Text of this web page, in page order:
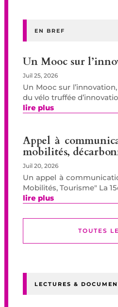
EN BREF
Un Mooc sur
Juil 25, 2026
Un Mooc sur
du vélo truffée
lire plus
Appel à
mobilités,
Juil 20, 2026
Un appel à
Mobilités, Tourisme" La
lire plus
TOUTES
LECTURES &